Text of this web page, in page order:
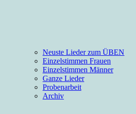
Neuste Lieder zum ÜBEN
Einzelstimmen Frauen
Einzelstimmen Männer
Ganze Lieder
Probenarbeit
Archiv